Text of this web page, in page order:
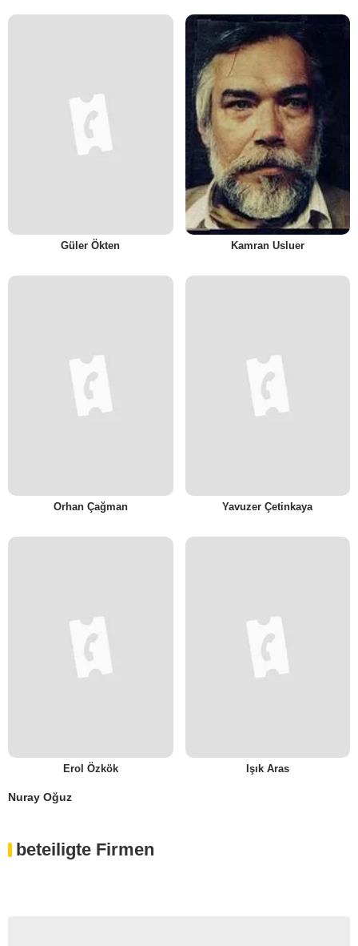
Güler Ökten Kamran Usluer
Orhan Çağman Yavuzer Çetinkaya
Erol Özkök Işık Aras
Nuray Oğuz
beteiligte Firmen